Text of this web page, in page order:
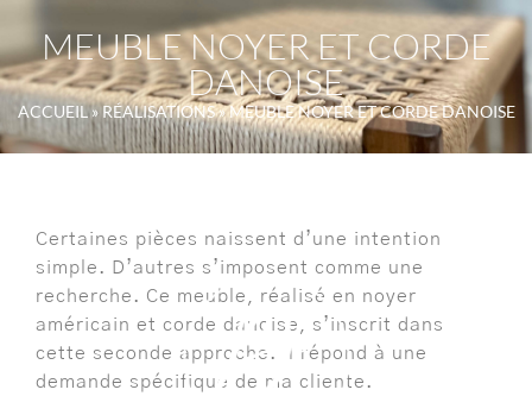
MEUBLE NOYER ET CORDE
DANOISE
ACCUEIL » RÉALISATIONS»MEUBLE NOYER ET CORDE DANOISE
Certaines pièces naissent d’une intention
simple. D’autres s’imposent comme une
recherche. Ce meuble, réalisé en noyer
américain et corde danoise, s’inscrit dans
cette seconde approche. il répond à une
demande spécifique de ma cliente.